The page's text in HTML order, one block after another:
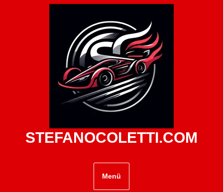
STEFANOCOLETTI.COM
Menü